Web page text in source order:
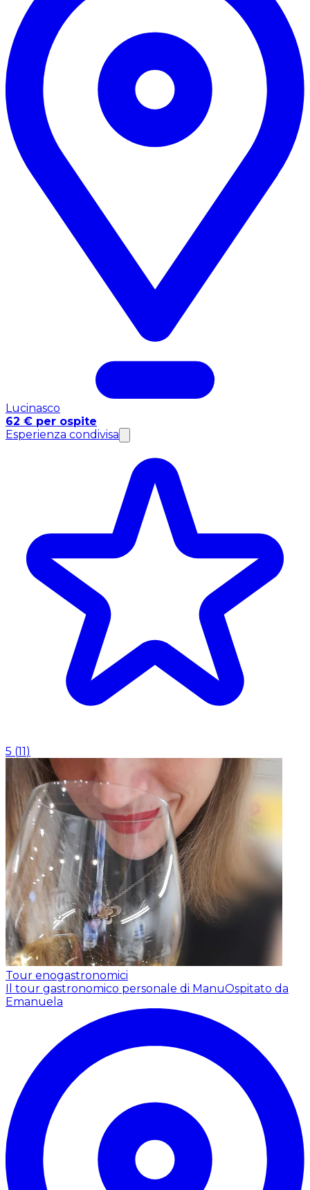
Lucinasco
62 € per ospite
Esperienza condivisa
5 (11)
Tour enogastronomici
Il tour gastronomico personale di ManuOspitato da
Emanuela